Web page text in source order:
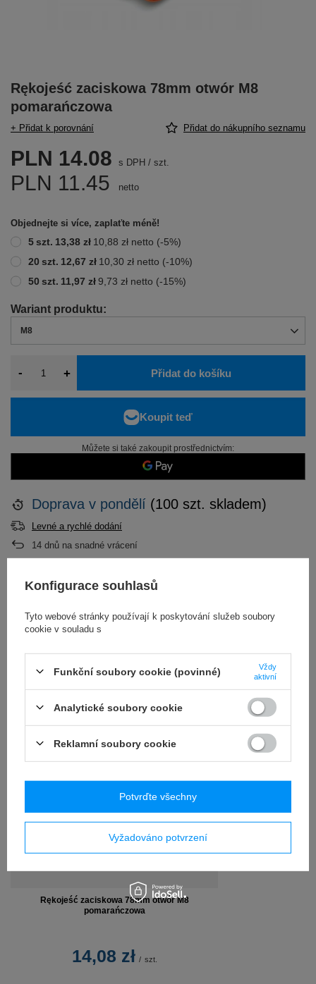
Rękojeść zaciskowa 78mm otwór M8
pomarańczowa
+ Přidat k porovnání Přidat do nákupního seznamu
M8
- + Přidat do košíku
Můžete si také zakoupit prostřednictvím:
PLN 14.08 s DPH / szt.
PLN 11.45 netto
Objednejte si více, zaplaťte méně!
5szt. 13,38 zł 10,88 zł netto (-5%)
20 szt. 12,67 zł 10,30 zł netto (-10%)
50 szt. 11,97 zł9,73 zł netto (-15%)
Doprava v pondělí (100 szt. skladem)
Levné a rychlé dodání
14 dnů na snadné vrácení
PODROBNOSTI NA
OSTATNIO CIĘ
INTERESOWAŁO
Rękojeść zaciskowa 78mm otwór M8
pomarańczowa
14,08 zł / szt.
Konfigurace souhlasů
Tyto webové stránky používají k poskytování služeb soubory
cookie v souladu s
Funkční soubory cookie (povinné)
Vždy
aktivní
Analytické soubory cookie
Reklamní soubory cookie
Vyžadováno potvrzení
Potvrďte všechny